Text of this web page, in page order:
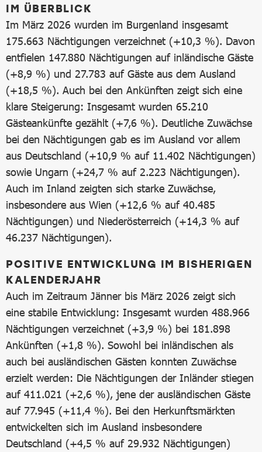
IM ÜBERBLICK
Im März 2026 wurden im Burgenland insgesamt
175.663 Nächtigungen verzeichnet (+10,3 %). Davon
entfielen 147.880 Nächtigungen auf inländische Gäste
(+8,9 %) und 27.783 auf Gäste aus dem Ausland
(+18,5 %). Auch bei den Ankünften zeigt sich eine
klare Steigerung: Insgesamt wurden 65.210
Gästeankünfte gezählt (+7,6 %). Deutliche Zuwächse
bei den Nächtigungen gab es im Ausland vor allem
aus Deutschland (+10,9 % auf 11.402 Nächtigungen)
sowie Ungarn (+24,7 % auf 2.223 Nächtigungen).
Auch im Inland zeigten sich starke Zuwächse,
insbesondere aus Wien (+12,6 % auf 40.485
Nächtigungen) und Niederösterreich (+14,3 % auf
46.237 Nächtigungen).
POSITIVE ENTWICKLUNG IM BISHERIGEN
KALENDERJAHR
Auch im Zeitraum Jänner bis März 2026 zeigt sich
eine stabile Entwicklung: Insgesamt wurden 488.966
Nächtigungen verzeichnet (+3,9 %) bei 181.898
Ankünften (+1,8 %). Sowohl bei inländischen als
auch bei ausländischen Gästen konnten Zuwächse
erzielt werden: Die Nächtigungen der Inländer stiegen
auf 411.021 (+2,6 %), jene der ausländischen Gäste
auf 77.945 (+11,4 %). Bei den Herkunftsmärkten
entwickelten sich im Ausland insbesondere
Deutschland (+4,5 % auf 29.932 Nächtigungen)